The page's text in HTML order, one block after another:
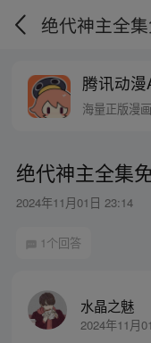
绝代神主全
腾讯动漫
海量正版漫
绝代神主全集
2024年11月01日 23:14
1个回答
水晶之魅
2024年11月